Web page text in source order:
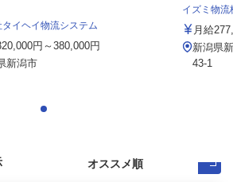
イヘイ物流システム
円～380,000円
新潟市
イズミ物
月給
新潟県
43-1